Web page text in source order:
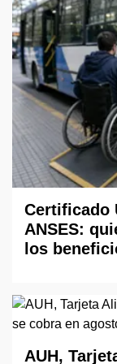
Certificado
ANSES:
los
AUH,